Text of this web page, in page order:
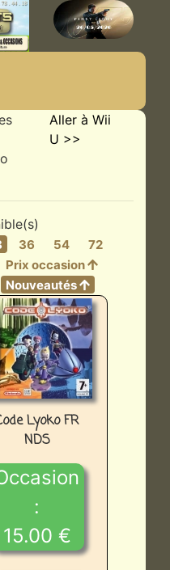
Aller à Wii
U >>
36 54 72
Prix occasion
Nouveautés
Lyoko FR
NDS
:
15.00 €